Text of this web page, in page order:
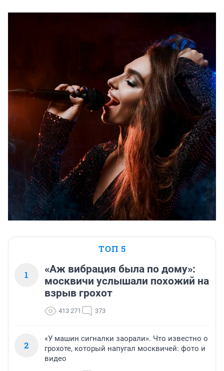
ТОП 5
1
«Аж вибрация была по дому»:
москвичи услышали похожий на
взрыв грохот
413 271 373
2
«У машин сигналки заорали». Что известно о
грохоте, который напугал москвичей: фото и
видео